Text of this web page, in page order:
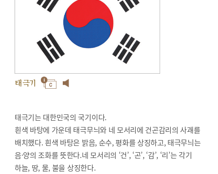
태극기
태극기는 대한민국의 국기이다.
흰색 바탕에 가운데 태극무늬와 네 모서리에 건곤감리의 사괘를
배치했다. 흰색 바탕은 밝음, 순수, 평화를 상징하고, 태극무늬는
음·양의 조화를 뜻한다.네 모서리의 ‘건’, ‘곤’, ‘감’, ‘리’는 각기
하늘, 땅, 물, 불을 상징한다.